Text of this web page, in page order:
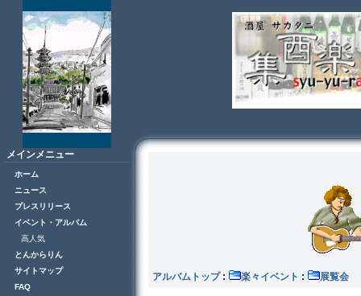
メインメニュー
ホーム
ニュース
プレスリリース
イベント・アルバム
高人気
とんからりん
サイトマップ
FAQ
アルバムトップ: 楽々イベント :